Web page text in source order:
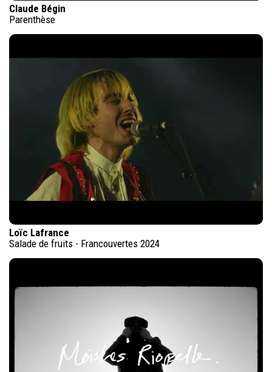
Claude Bégin
Parenthèse
Loïc Lafrance
Salade de fruits - Francouvertes 2024